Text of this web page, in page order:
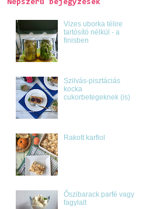
Népszerű bejegyzések
Vizes uborka télire
tartósító nélkül - a
finisben
Szilvás-pisztáciás
kocka
cukorbetegeknek (is)
Rakott karfiol
Őszibarack parfé vagy
fagylalt